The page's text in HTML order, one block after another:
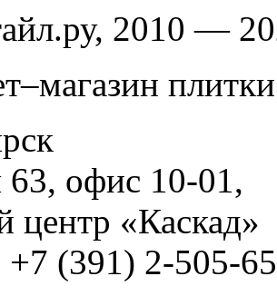
2010 —
63, офис 10-01,
центр «Каскад»
+7 (391) 2-505-